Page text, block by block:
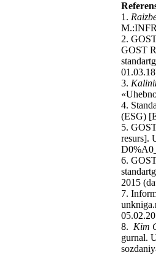
1.
2.
GOST
3.
4.
(ESG)
5.
resurs].
6.
2015
7.
8. Kim
gurnal.